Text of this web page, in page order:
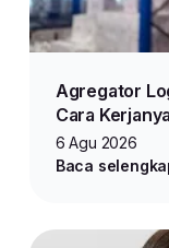
Agregator
Cara
6 Agu 2026
Baca